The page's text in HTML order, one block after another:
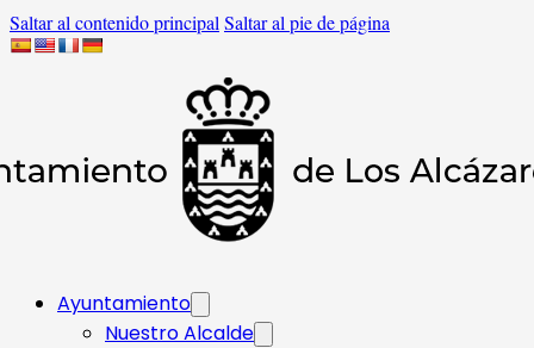
Saltar al contenido principal Saltar al pie de página
Ayuntamiento
Nuestro Alcalde